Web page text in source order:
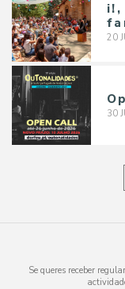
i!,
20
30
Se queres receber